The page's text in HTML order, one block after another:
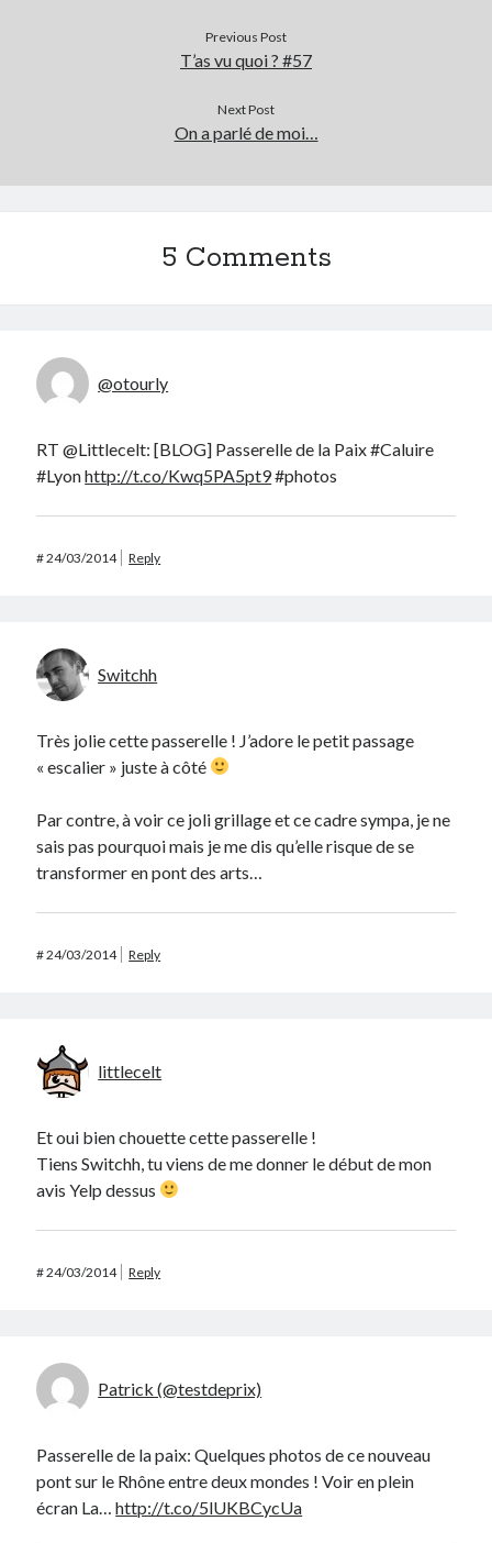
Previous Post
T’as vu quoi ? #57
Next Post
On a parlé de moi…
5 Comments
@otourly
RT @Littlecelt: [BLOG] Passerelle de la Paix #Caluire
#Lyonhttp://t.co/Kwq5PA5pt9#photos
#24/03/2014 Reply
Switchh
Très jolie cette passerelle ! J’adore le petit passage
« escalier » juste à côté
Par contre, à voir ce joli grillage et ce cadre sympa, je ne
sais pas pourquoi mais je me dis qu’elle risque de se
transformer en pont des arts…
#24/03/2014 Reply
littlecelt
Et oui bien chouette cette passerelle !
Tiens Switchh, tu viens de me donner le début de mon
avis Yelp dessus
#24/03/2014 Reply
Patrick (@testdeprix)
Passerelle de la paix: Quelques photos de ce nouveau
pont sur le Rhône entre deux mondes ! Voir en plein
écran La…http://t.co/5lUKBCycUa